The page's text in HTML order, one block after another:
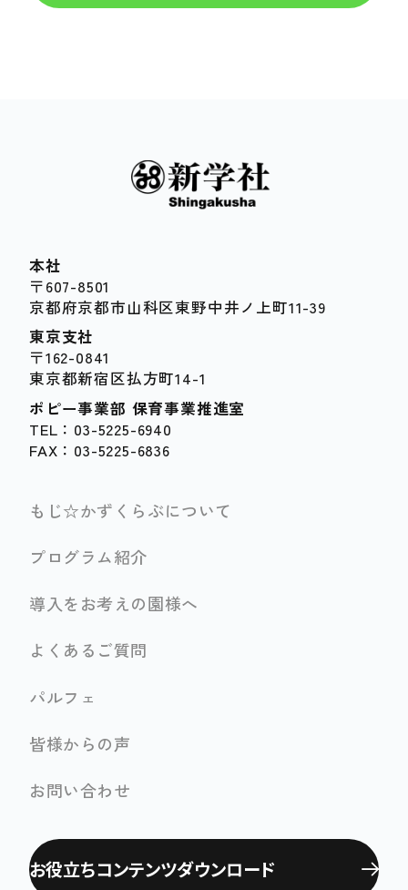
本社
〒607-8501
京都府京都市山科区東野中井ノ上町11-39
東京支社
〒162-0841
東京都新宿区払方町14-1
ポピー事業部 保育事業推進室
TEL：03-5225-6940
FAX：03-5225-6836
もじ☆かずくらぶについて
プログラム紹介
導入をお考えの園様へ
よくあるご質問
パルフェ
皆様からの声
お問い合わせ
お役立ちコンテンツダウンロード